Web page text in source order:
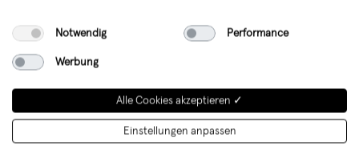
Notwendig Performance
Werbung
Alle Cookies akzeptieren ✓
Einstellungen anpassen